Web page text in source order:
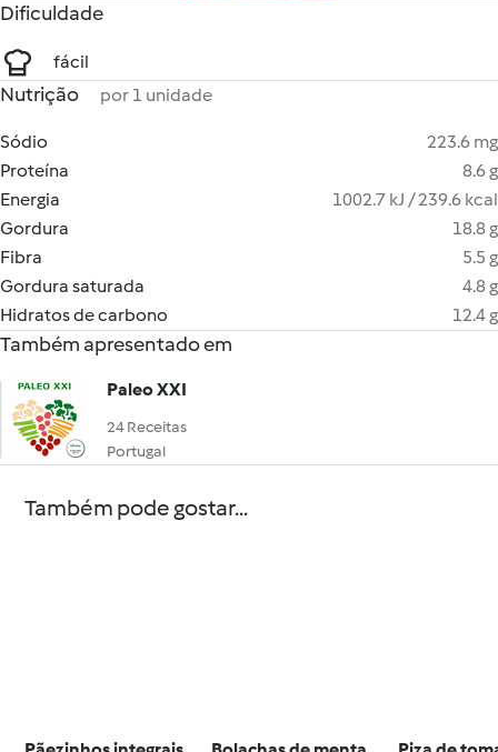
Dificuldade
fácil
Nutrição por 1 unidade
Sódio
223.6 mg
Proteína
8.6 g
Energia
1002.7 kJ / 239.6 kcal
Gordura
18.8 g
Fibra
5.5 g
Gordura saturada
4.8 g
Hidratos de carbono
12.4 g
Também apresentado em
Paleo XXI
24 Receitas
Portugal
Também pode gostar...